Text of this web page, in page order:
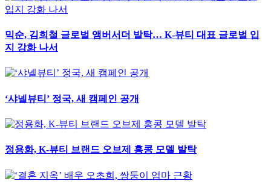
믹순, 김희철 글로벌 앰버서더 발탁… K-뷰티 대표 글로벌 입
지 강화 나서
‘샤넬뷰티’ 정국, 새 캠페인 공개
정용화, K-뷰티 브랜드 오브제 홍콩 모델 발탁